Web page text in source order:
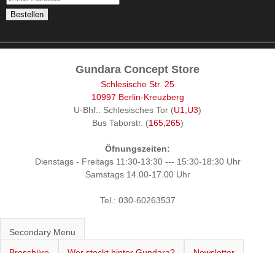
Gundara Concept Store
Schlesische Str. 25
10997 Berlin-Kreuzberg
U-Bhf.: Schlesisches Tor (U1,U3)
Bus Taborstr. (165,265)
Öfnungszeiten:
Dienstags - Freitags 11:30-13:30 --- 15:30-18:30 Uhr
Samstags 14.00-17.00 Uhr
Tel.: 030-60263537
Secondary Menu